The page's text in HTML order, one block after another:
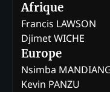
Afrique
Francis LAWSON
Djimet WICHE
Europe
Nsimba
Kevin PANZU